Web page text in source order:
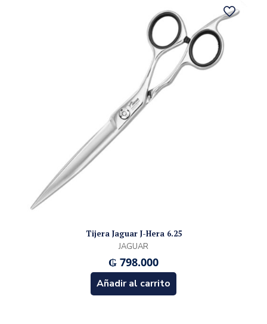
Tijera Jaguar J-Hera 6.25
JAGUAR
₲ 798.000
Añadir al carrito